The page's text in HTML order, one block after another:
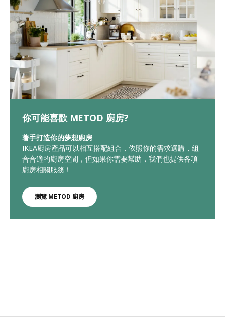
你可能喜歡 METOD 廚房?
著手打造你的夢想廚房
IKEA廚房產品可以相互搭配組合，依照你的需求選購，組
合合適的廚房空間，但如果你需要幫助，我們也提供各項
廚房相關服務！
瀏覽 METOD 廚房